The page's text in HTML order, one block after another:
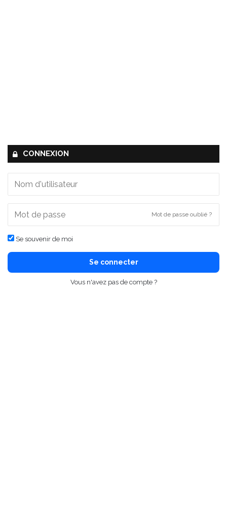
CONNEXION
Mot de passe oublié ?
Se souvenir de moi
Se connecter
Vous n'avez pas de compte ?